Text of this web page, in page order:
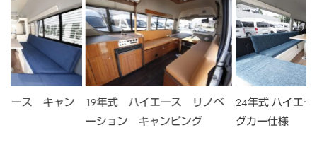
ース キャン
19年式 ハイエース リノベ
ーション キャンピング
24年式 ハイエ
グカー仕様